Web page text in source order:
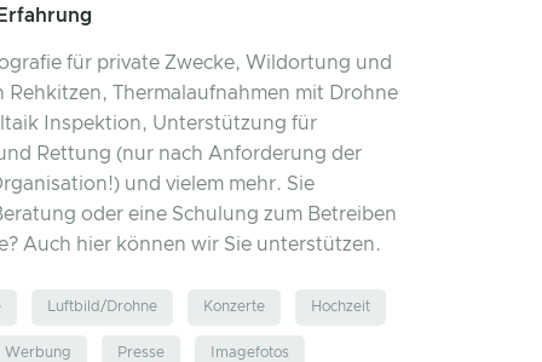
für private Zwecke, Wildortung und
Rehkitzen, Thermalaufnahmen mit Drohne
Inspektion, Unterstützung für
Rettung (nur nach Anforderung der
und vielem mehr. Sie
oder eine Schulung zum Betreiben
Auch hier können wir Sie unterstützen.
Luftbild/Drohne Konzerte Hochzeit
Werbung Presse Imagefotos